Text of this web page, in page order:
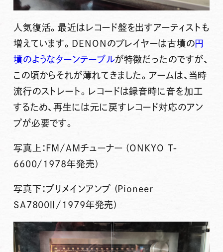
人気復活。最近はレコード盤を出すアーティストも
増えています。DENONのプレイヤーは古墳の円
墳のようなターンテーブルが特徴だったのですが、
この頃からそれが薄れてきました。アームは、当時
流行のストレート。レコードは録音時に音を加工
するため、再生には元に戻すレコード対応のアン
プが必要です。
写真上：FM/AMチューナー (ONKYO T-
6600/1978年発売)
写真下：プリメインアンプ (Pioneer
SA7800Ⅱ/1979年発売)